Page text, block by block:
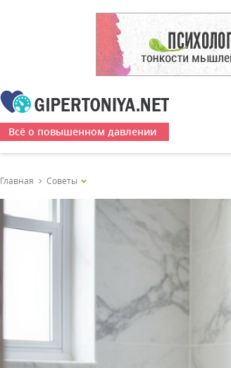
Всё о повышенном давлении
Главная Советы